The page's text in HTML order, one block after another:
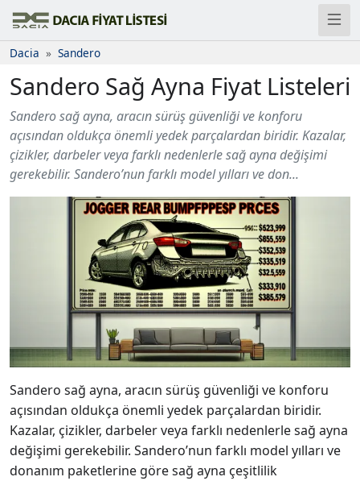
Dacia Sandero
Sandero Sağ Ayna Fiyat Listeleri
Sandero sağ ayna, aracın sürüş güvenliği ve konforu
açısından oldukça önemli yedek parçalardan biridir. Kazalar,
çizikler, darbeler veya farklı nedenlerle sağ ayna değişimi
gerekebilir. Sandero’nun farklı model yılları ve don...
Sandero sağ ayna, aracın sürüş güvenliği ve konforu
açısından oldukça önemli yedek parçalardan biridir.
Kazalar, çizikler, darbeler veya farklı nedenlerle sağ ayna
değişimi gerekebilir. Sandero’nun farklı model yılları ve
donanım paketlerine göre sağ ayna çeşitlilik